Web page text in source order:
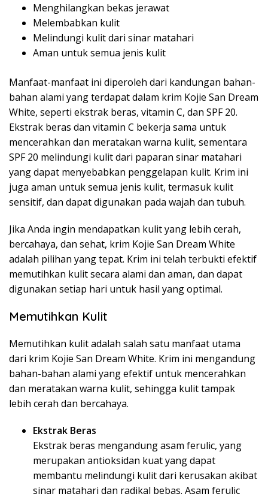
Menghilangkan bekas jerawat
Melembabkan kulit
Melindungi kulit dari sinar matahari
Aman untuk semua jenis kulit
Manfaat-manfaat ini diperoleh dari kandungan bahan-
bahan alami yang terdapat dalam krim Kojie San Dream
White, seperti ekstrak beras, vitamin C, dan SPF 20.
Ekstrak beras dan vitamin C bekerja sama untuk
mencerahkan dan meratakan warna kulit, sementara
SPF 20 melindungi kulit dari paparan sinar matahari
yang dapat menyebabkan penggelapan kulit. Krim ini
juga aman untuk semua jenis kulit, termasuk kulit
sensitif, dan dapat digunakan pada wajah dan tubuh.
Jika Anda ingin mendapatkan kulit yang lebih cerah,
bercahaya, dan sehat, krim Kojie San Dream White
adalah pilihan yang tepat. Krim ini telah terbukti efektif
memutihkan kulit secara alami dan aman, dan dapat
digunakan setiap hari untuk hasil yang optimal.
Memutihkan Kulit
Memutihkan kulit adalah salah satu manfaat utama
dari krim Kojie San Dream White. Krim ini mengandung
bahan-bahan alami yang efektif untuk mencerahkan
dan meratakan warna kulit, sehingga kulit tampak
lebih cerah dan bercahaya.
Ekstrak Beras
Ekstrak beras mengandung asam ferulic, yang
merupakan antioksidan kuat yang dapat
membantu melindungi kulit dari kerusakan akibat
sinar matahari dan radikal bebas. Asam ferulic